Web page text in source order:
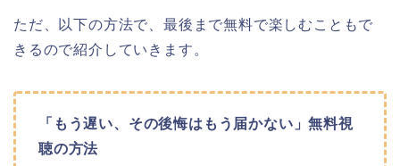
ただ、以下の方法で、最後まで無料で楽しむこともで
きるので紹介していきます。
「もう遅い、その後悔はもう届かない 」無料視
聴の方法